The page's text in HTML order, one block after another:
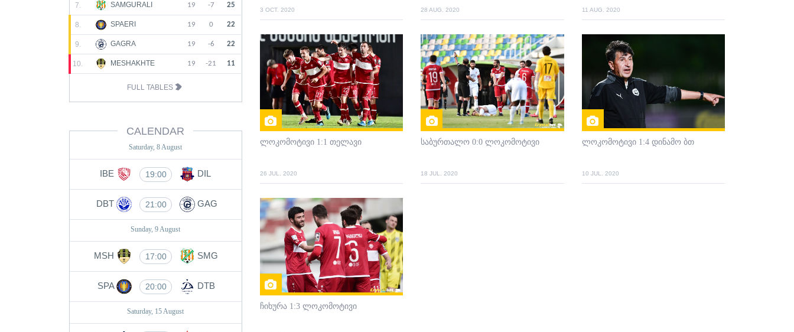
7. SAMGURALI 19 -7 25
8. SPAERI 19 0 22
9. GAGRA 19 -6 22
10. MESHAKHTE 19 -21 11
FULL TABLES
CALENDAR
Saturday, 8 August
IBE 19:00 DIL
DBT 21:00 GAG
Sunday, 9 August
MSH 17:00 SMG
SPA 20:00 DTB
Saturday, 15 August
3 OCT. 2020 28 AUG. 2020 11 AUG. 2020
ლოკომოტივი 1:1 თელავი
26 JUL. 2020
საბურთალო 0:0 ლოკომოტივი
18 JUL. 2020
ლოკომოტივი 1:4 დინამო ბთ
10 JUL. 2020
ჩიხურა 1:3 ლოკომოტივი